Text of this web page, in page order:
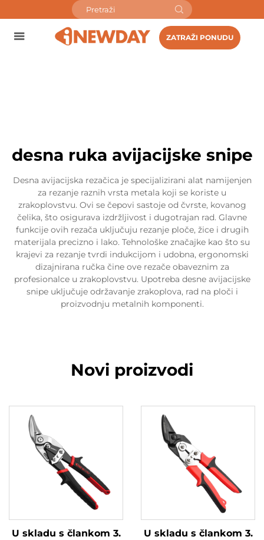
ZATRAŽI PONUDU
desna ruka avijacijske snipe
Desna avijacijska rezačica je specijalizirani alat namijenjen
za rezanje raznih vrsta metala koji se koriste u
zrakoplovstvu. Ovi se čepovi sastoje od čvrste, kovanog
čelika, što osigurava izdržljivost i dugotrajan rad. Glavne
funkcije ovih rezača uključuju rezanje ploče, žice i drugih
materijala precizno i lako. Tehnološke značajke kao što su
krajevi za rezanje tvrdi indukcijom i udobna, ergonomski
dizajnirana ručka čine ove rezače obaveznim za
profesionalce u zrakoplovstvu. Upotreba desne avijacijske
snipe uključuje održavanje zrakoplova, rad na ploči i
proizvodnju metalnih komponenti.
Novi proizvodi
U skladu s člankom 3.
U skladu s člankom 3.